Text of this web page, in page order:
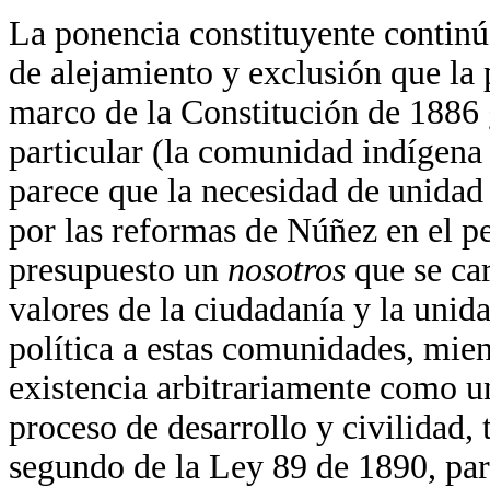
La ponencia constituyente
de alejamiento y exclusión que
marco de la Constitución de
particular (la comunidad
parece que la necesidad de
por las reformas de Núñez en el
presupuesto un nosotros que se
valores de la ciudadanía y la
política a estas comunidades,
existencia arbitrariamente como
proceso de desarrollo y civilidad,
segundo de la Ley 89 de 1890,